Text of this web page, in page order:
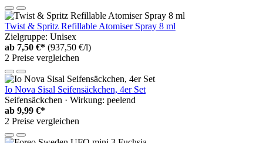
Twist & Spritz Refillable Atomiser Spray 8 ml
Zielgruppe: Unisex
ab 7,50 €* (937,50 €/l)
2 Preise vergleichen
Io Nova Sisal Seifensäckchen, 4er Set
Seifensäckchen · Wirkung: peelend
ab 9,99 €*
2 Preise vergleichen